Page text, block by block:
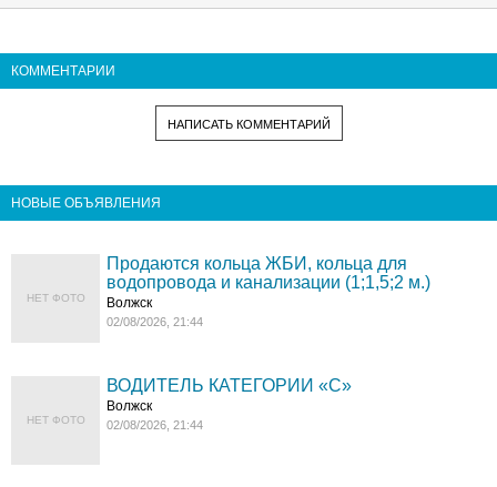
КОММЕНТАРИИ
НАПИСАТЬ КОММЕНТАРИЙ
НОВЫЕ ОБЪЯВЛЕНИЯ
НЕТ ФОТО
Продаются кольца ЖБИ, кольца для
водопровода и канализации (1;1,5;2 м.)
Волжск
02/08/2026, 21:44
НЕТ ФОТО
ВОДИТЕЛЬ КАТЕГОРИИ «C»
Волжск
02/08/2026, 21:44